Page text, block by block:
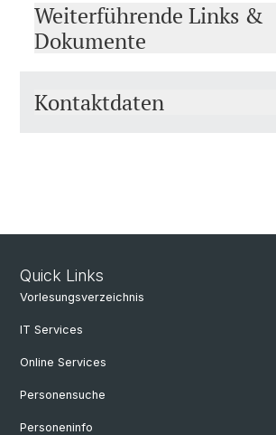
Weiterführende Links &
Dokumente
Kontaktdaten
Quick Links
Vorlesungsverzeichnis
IT Services
Online Services
Personensuche
Personeninfo